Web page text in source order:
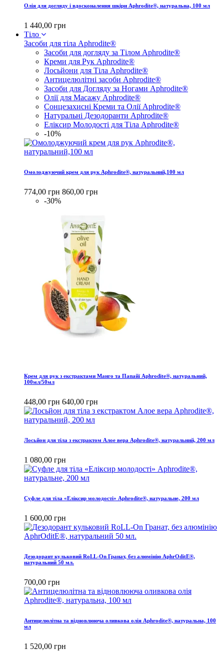
Олія для догляду і вдосконалення шкіри Aphrodite®, натуральна, 100 мл
1 440,00 грн
Тіло
Засоби для тіла Aphrodite®
Засоби для догляду за Тілом Aphrodite®
Креми для Рук Aphrodite®
Лосьйони для Тіла Aphrodite®
Антицелюлітні засоби Aphrodite®
Засоби для Догляду за Ногами Aphrodite®
Олії для Масажу Aphrodite®
Сонцезахисні Креми та Олії Aphrodite®
Натуральні Дезодоранти Aphrodite®
Еліксир Молодості для Тіла Aphrodite®
-10%
Омолоджуючий крем для рук Aphrodite®, натуральний,100 мл
774,00 грн 860,00 грн
-30%
Крем для рук з екстрактами Манго та Папайї Aphrodite®, натуральний,
100мл/50мл
448,00 грн 640,00 грн
Лосьйон для тіла з екстрактом Алое вера Aphrodite®, натуральний, 200 мл
1 080,00 грн
Cуфле для тіла «Еліксир молодості» Aphrodite®, натуральне, 200 мл
1 600,00 грн
Дезодорант кульковий RoLL-On Гранат, без алюмінію AphrOditE®,
натуральний 50 мл.
700,00 грн
Антицелюлітна та вiдновлююча оливкова олія Aphrodite®, натуральна, 100
мл
1 520,00 грн